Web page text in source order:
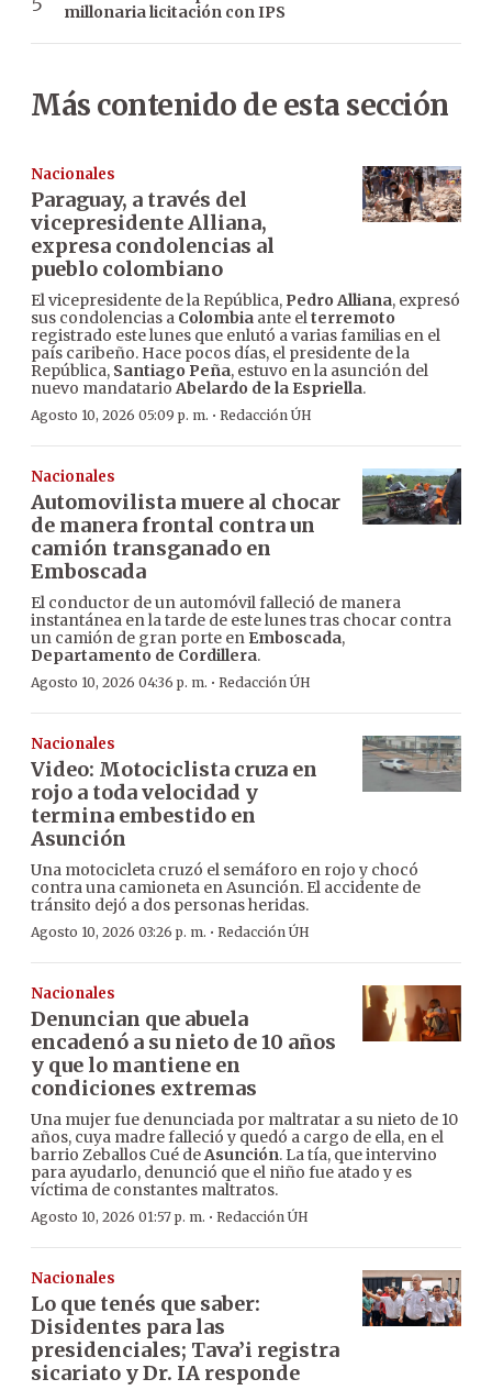
millonaria licitación con IPS
Más contenido de esta sección
Nacionales
Paraguay, a través del
vicepresidente Alliana,
expresa condolencias al
pueblo colombiano
El vicepresidente de la República, Pedro Alliana, expresó
sus condolencias a Colombia ante elterremoto
registrado este lunes que enlutó a varias familias en el
país caribeño. Hace pocos días, el presidente de la
República, Santiago Peña, estuvo en la asunción del
nuevo mandatarioAbelardo de la Espriella.
Agosto 10, 2026 05:09 p. m. · Redacción ÚH
Nacionales
Automovilista muere al chocar
de manera frontal contra un
camión transganado en
Emboscada
El conductor de un automóvil falleció de manera
instantánea en la tarde de este lunes tras chocar contra
un camión de gran porte en Emboscada,
Departamento de Cordillera.
Agosto 10, 2026 04:36 p. m. · Redacción ÚH
Nacionales
Video: Motociclista cruza en
rojo a toda velocidad y
termina embestido en
Asunción
Una motocicleta cruzó el semáforo en rojo y chocó
contra una camioneta en Asunción. El accidente de
tránsito dejó a dos personas heridas.
Agosto 10, 2026 03:26 p. m. · Redacción ÚH
Nacionales
Denuncian que abuela
encadenó a su nieto de 10 años
y que lo mantiene en
condiciones extremas
Una mujer fue denunciada por maltratar a su nieto de 10
años, cuya madre falleció y quedó a cargo de ella, en el
barrio Zeballos Cué deAsunción. La tía, que intervino
para ayudarlo, denunció que el niño fue atado y es
víctima de constantes maltratos.
Agosto 10, 2026 01:57 p. m. · Redacción ÚH
Nacionales
Lo que tenés que saber:
Disidentes para las
presidenciales; Tava’i registra
sicariato y Dr. IA responde